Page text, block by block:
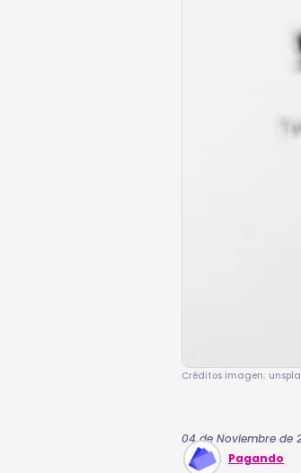
Créditos imagen:
04 de Noviembre de
Pagando